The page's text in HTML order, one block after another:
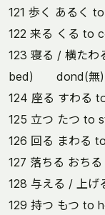
121 歩く ある
122 来る くる
123 寝る / 横たわ
bed) dond(無)
124 座る すわ
125 立つ たつ
126 回る まわ
127 落ちる お
128 与える / 上
129 持つ もつ